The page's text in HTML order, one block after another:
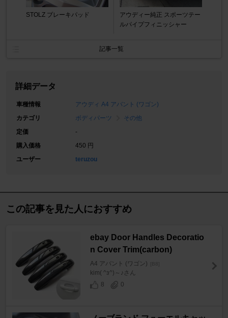
STOLZ ブレーキパッド
アウディー純正 スポーツテー
ルパイプフィニッシャー
記事一覧
詳細データ
車種情報
アウディ A4 アバント (ワゴン)
カテゴリ
ボディパーツ
その他
定価
-
購入価格
450 円
ユーザー
teruzou
この記事を見た人におすすめ
ebay Door Handles Decoratio
n Cover Trim(carbon)
A4 アバント (ワゴン) [B8]
kim( ^з^)～♪さん
8
0